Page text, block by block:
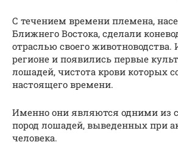
С течением времени племена,
Ближнего Востока, сделали
отраслью своего
регионе и появились первые
лошадей, чистота крови которых
настоящего времени.
Именно они являются одними из
пород лошадей, выведенных при
человека.